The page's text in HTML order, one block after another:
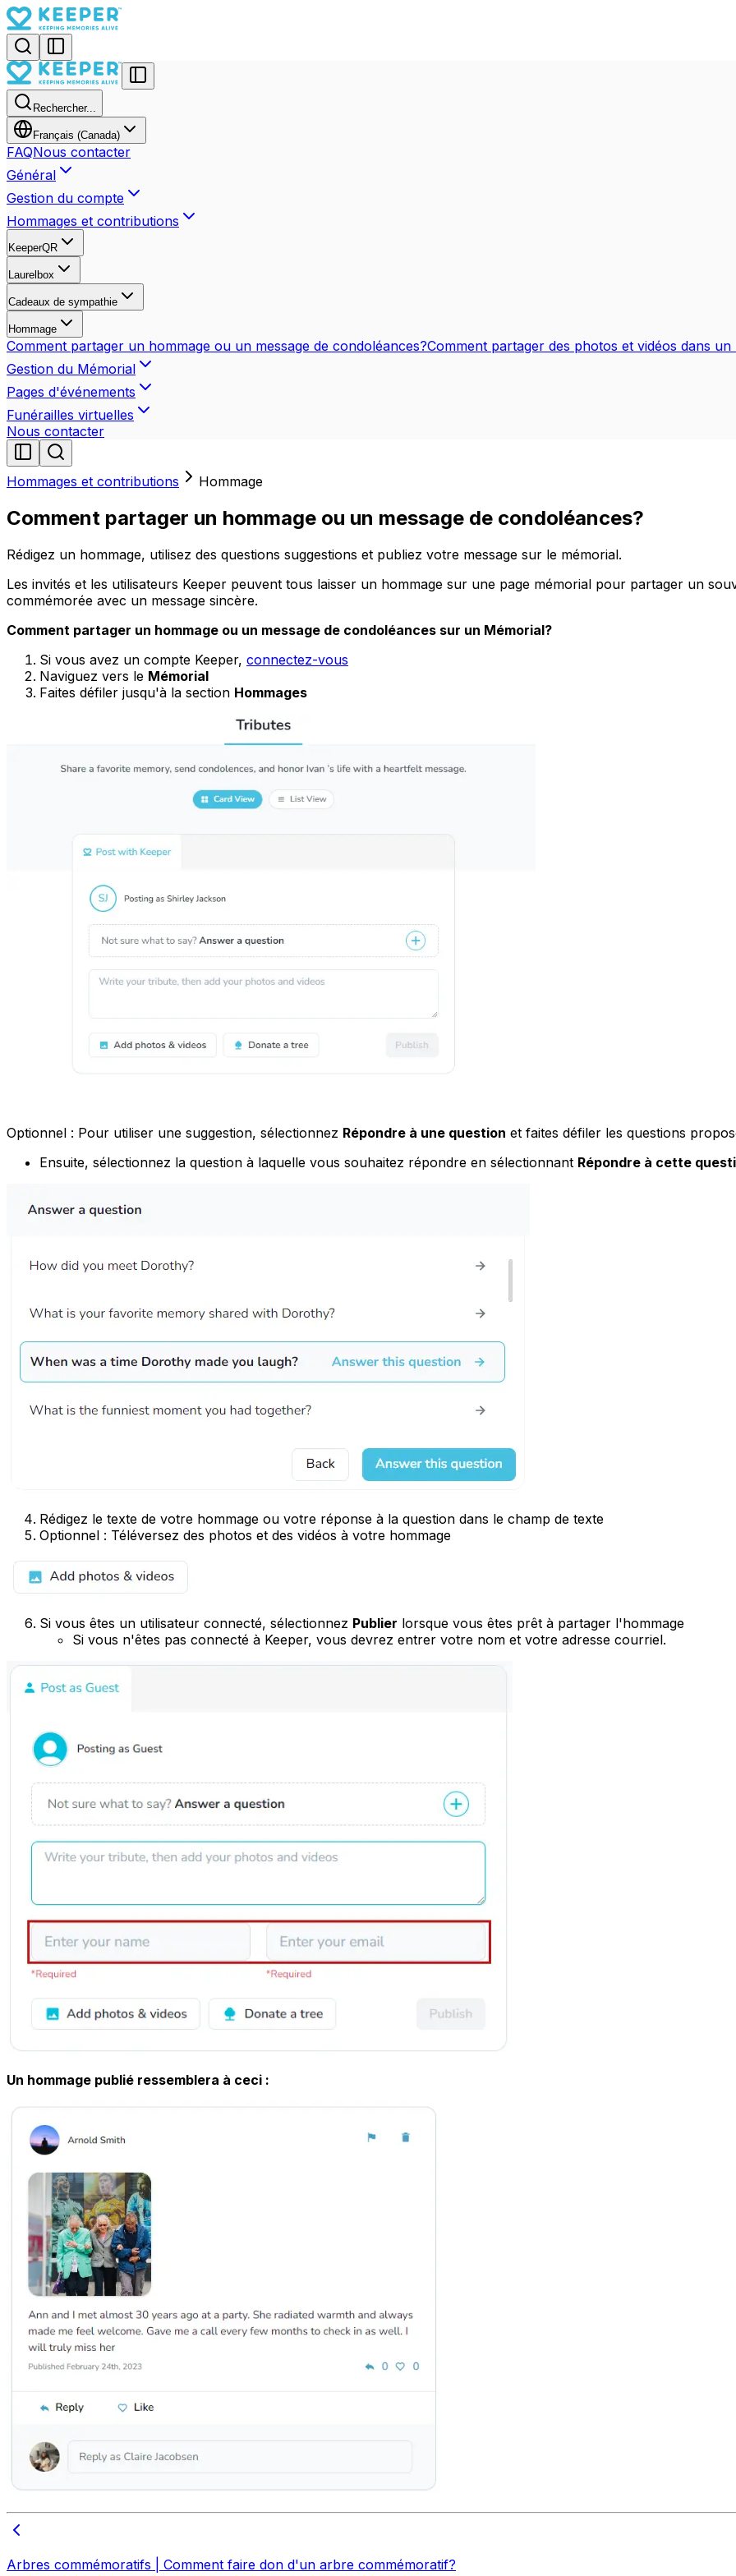
Rechercher...
Français (Canada)
FAQNous contacter
Général
Gestion du compte
Hommages et contributions
KeeperQR
Laurelbox
Cadeaux de sympathie
Hommage
Comment partager un hommage ou un message de condoléances?Comment partager des photos et vidéos dans un
Gestion du Mémorial
Pages d'événements
Funérailles virtuelles
Nous contacter
Hommages et contributions Hommage
Comment partager un hommage ou un message de condoléances?
Rédigez un hommage, utilisez des questions suggestions et publiez votre message sur le mémorial.
Les invités et les utilisateurs Keeper peuvent tous laisser un hommage sur une page mémorial pour partager un
commémorée avec un message sincère.
Comment partager un hommage ou un message de condoléances sur un Mémorial?
Si vous avez un compte Keeper, connectez-vous
Naviguez vers le Mémorial
Faites défiler jusqu'à la section Hommages
Optionnel : Pour utiliser une suggestion, sélectionnez Répondre à une question et faites défiler les questions
Ensuite, sélectionnez la question à laquelle vous souhaitez répondre en sélectionnant Répondre à cette
Rédigez le texte de votre hommage ou votre réponse à la question dans le champ de texte
Optionnel : Téléversez des photos et des vidéos à votre hommage
Si vous êtes un utilisateur connecté, sélectionnez Publier lorsque vous êtes prêt à partager l'hommage
Si vous n'êtes pas connecté à Keeper, vous devrez entrer votre nom et votre adresse courriel.
Un hommage publié ressemblera à ceci :
Arbres commémoratifs | Comment faire don d'un arbre commémoratif?